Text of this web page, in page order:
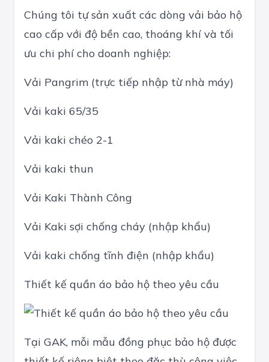
Chúng tôi tự sản xuất các dòng vải bảo hộ
cao cấp với độ bền cao, thoáng khí và tối
ưu chi phí cho doanh nghiệp:
Vải Pangrim (trực tiếp nhập từ nhà máy)
Vải kaki 65/35
Vải kaki chéo 2-1
Vải kaki thun
Vải Kaki Thành Công
Vải Kaki sợi chống cháy (nhập khẩu)
Vải kaki chống tĩnh điện (nhập khẩu)
Thiết kế quần áo bảo hộ theo yêu cầu
Tại GAK, mỗi mẫu đồng phục bảo hộ được